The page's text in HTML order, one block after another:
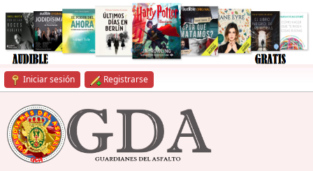
Iniciar sesión Registrarse